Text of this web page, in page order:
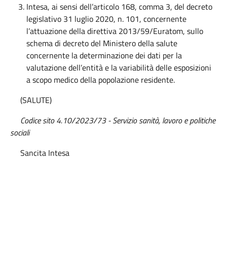
Intesa, ai sensi dell’articolo 168, comma 3, del decreto
legislativo 31 luglio 2020, n. 101, concernente
l’attuazione della direttiva 2013/59/Euratom, sullo
schema di decreto del Ministero della salute
concernente la determinazione dei dati per la
valutazione dell’entità e la variabilità delle esposizioni
a scopo medico della popolazione residente.
(SALUTE)
Codice sito 4.10/2023/73 - Servizio sanità, lavoro e politiche
sociali
Sancita Intesa